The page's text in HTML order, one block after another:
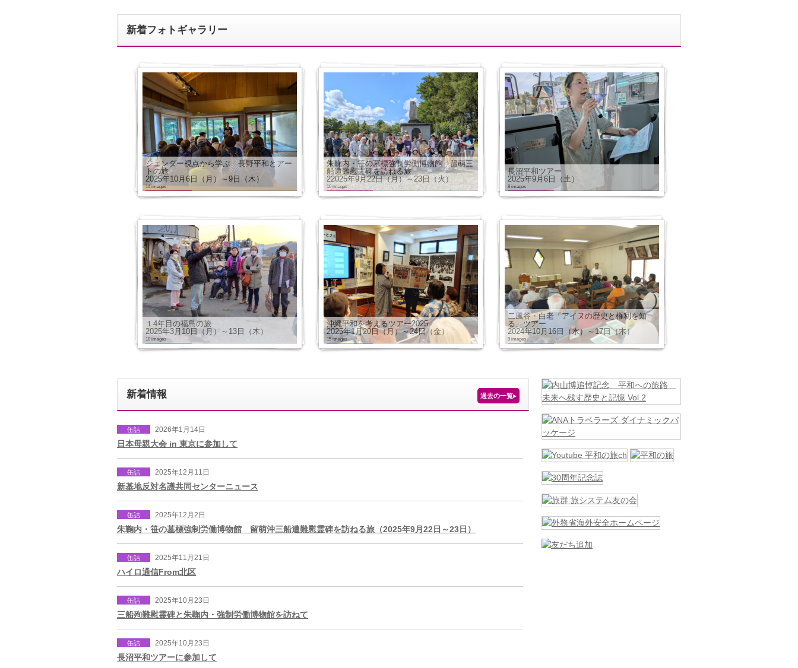
新着フォトギャラリー
ジェンダー視点から学ぶ 長野平和とアー
トの旅
2025年10月6日（月）～9日（木）
14 images
朱鞠内・笹の墓標強制労働博物館 留萌三
船遭難慰霊碑を訪ねる旅
22025年9月22日（月）～23日（火）
10 images
長沼平和ツアー
2025年9月6日（土）
8 images
１4年目の福島の旅
2025年3月10日（月）～13日（木）
10 images
沖縄平和を考えるツアー2025
2025年1月20日（月）～24日（金）
15 images
二風谷・白老「アイヌの歴史と権利を知
る」ツアー
2024年10月16日（水）～17日（木）
9 images
新着情報 過去の一覧▸
缶詰 2026年1月14日
日本母親大会 in 東京に参加して
缶詰 2025年12月11日
新基地反対名護共同センターニュース
缶詰 2025年12月2日
朱鞠内・笹の墓標強制労働博物館 留萌沖三船遭難慰霊碑を訪ねる旅（2025年9月22日～23日）
缶詰 2025年11月21日
ハイロ通信From北区
缶詰 2025年10月23日
三船殉難慰霊碑と朱鞠内・強制労働博物館を訪ねて
缶詰 2025年10月23日
長沼平和ツアーに参加して